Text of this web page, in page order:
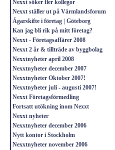
Nexxt söker fler kollegor
Nexxt ställer ut på Värmlandsforum
Ägarskifte i företag | Göteborg
Kan jag bli rik på mitt företag?
Nexxt - Företagsaffärer 2008
Nexxt 2 år & tillträde av byggbolag
Nexxtnyheter april 2008
Nexxtnyheter december 2007
Nexxtnyheter Oktober 2007!
Nexxtnyheter juli - augusti 2007!
Nexxt Företagsförmedling
Fortsatt utökning inom Nexxt
Nexxt nyheter
Nexxtnyheter december 2006
Nytt kontor i Stockholm
Nexxtnyheter november 2006